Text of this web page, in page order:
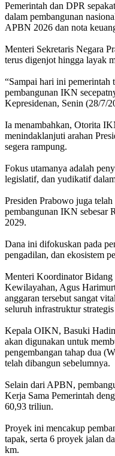
‎Pemerintah dan DPR
dalam pembangunan
APBN 2026 dan nota
‎Menteri Sekretaris Negara
terus digenjot hingga layak
‎“Sampai hari ini pemerintah
pembangunan IKN
Kepresidenan, Senin (28/7/
‎Ia menambahkan, Otorita
menindaklanjuti arahan
segera rampung.
‎Fokus utamanya adalah
legislatif, dan yudikatif
‎Presiden Prabowo juga
pembangunan IKN sebesar
2029.
‎Dana ini difokuskan pada
pengadilan, dan ekosistem
‎Menteri Koordinator Bidang
Kewilayahan, Agus
anggaran tersebut sangat
seluruh infrastruktur
‎Kepala OIKN, Basuki
akan digunakan untuk
pengembangan tahap dua
telah dibangun sebelumnya.
‎Selain dari APBN,
Kerja Sama Pemerintah
60,93 triliun.
‎Proyek ini mencakup
tapak, serta 6 proyek jalan
km.